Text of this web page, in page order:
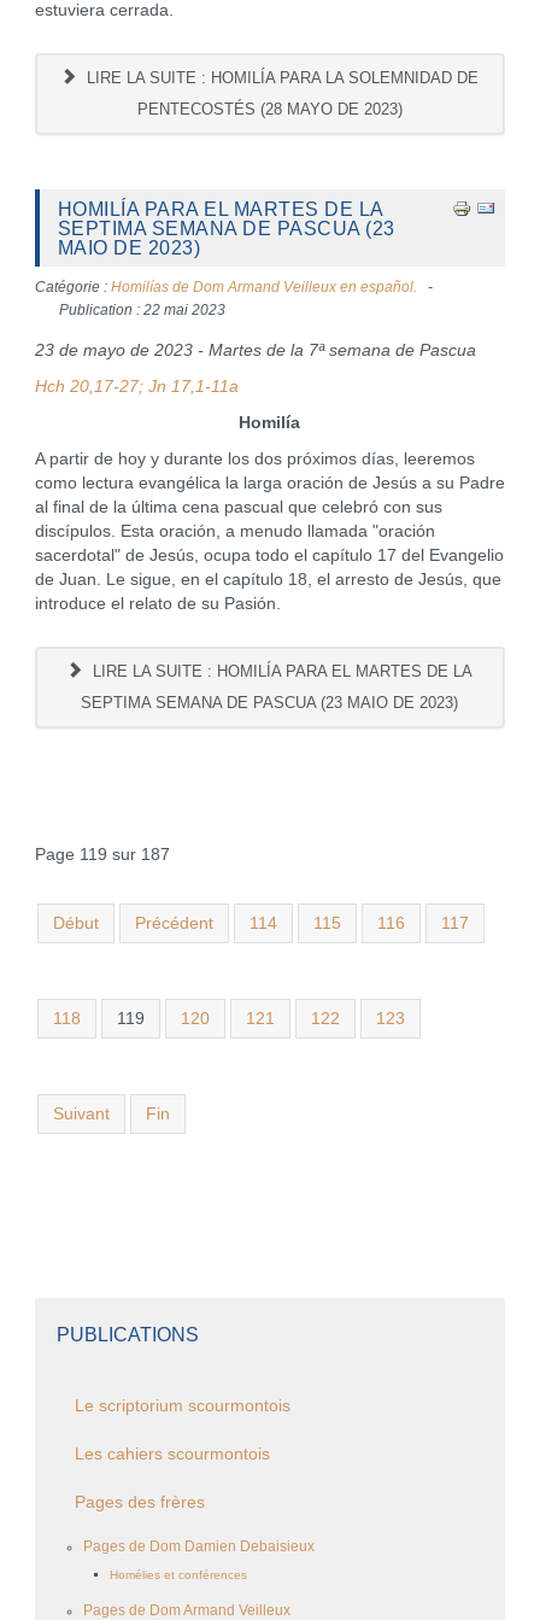
estuviera cerrada.
LIRE LA SUITE : HOMILÍA PARA LA SOLEMNIDAD DE
PENTECOSTÉS (28 MAYO DE 2023)
HOMILÍA PARA EL MARTES DE LA
SEPTIMA SEMANA DE PASCUA (23
MAIO DE 2023)
Catégorie : Homilías de Dom Armand Veilleux en español.
Publication : 22 mai 2023
23 de mayo de 2023 - Martes de la 7ª semana de Pascua
Hch 20,17-27; Jn 17,1-11a
Homilía
A partir de hoy y durante los dos próximos días, leeremos
como lectura evangélica la larga oración de Jesús a su Padre
al final de la última cena pascual que celebró con sus
discípulos. Esta oración, a menudo llamada "oración
sacerdotal" de Jesús, ocupa todo el capítulo 17 del Evangelio
de Juan. Le sigue, en el capítulo 18, el arresto de Jesús, que
introduce el relato de su Pasión.
LIRE LA SUITE : HOMILÍA PARA EL MARTES DE LA
SEPTIMA SEMANA DE PASCUA (23 MAIO DE 2023)
Page 119 sur 187
Début Précédent 114 115 116 117
118 119 120 121 122 123
Suivant Fin
PUBLICATIONS
Le scriptorium scourmontois
Les cahiers scourmontois
Pages des frères
Pages de Dom Damien Debaisieux
Homélies et conférences
Pages de Dom Armand Veilleux